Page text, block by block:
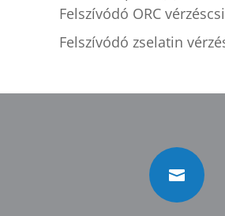
Felszívódó ORC
Felszívódó zselatin
